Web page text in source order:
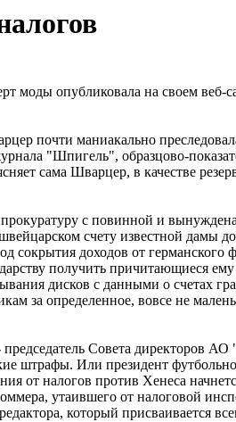
моды опубликовала на своем веб-
почти маниакально
"Шпигель", образцово-
сама Шварцер, в качестве
с повинной и
счету известной дамы
сокрытия доходов от германского
получить причитающиеся
дисков с данными о счетах
за определенное, вовсе не
Совета директоров АО
штрафы. Или президент
от налогов против Хенеса
утаившего от налоговой
который присваивается